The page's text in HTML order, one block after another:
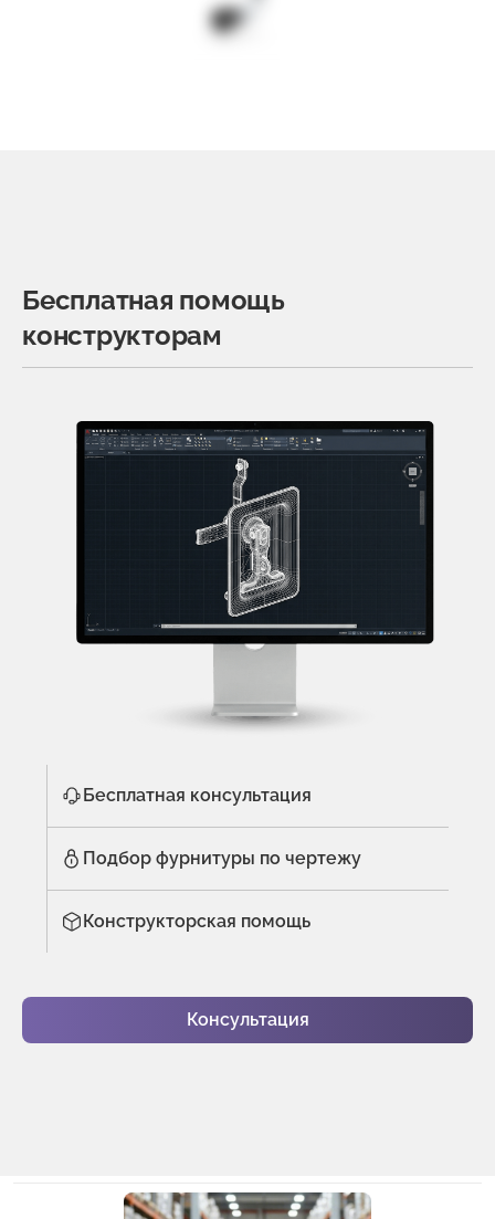
Бесплатная помощь
конструкторам
Бесплатная консультация
Подбор фурнитуры по чертежу
Конструкторская помощь
Консультация